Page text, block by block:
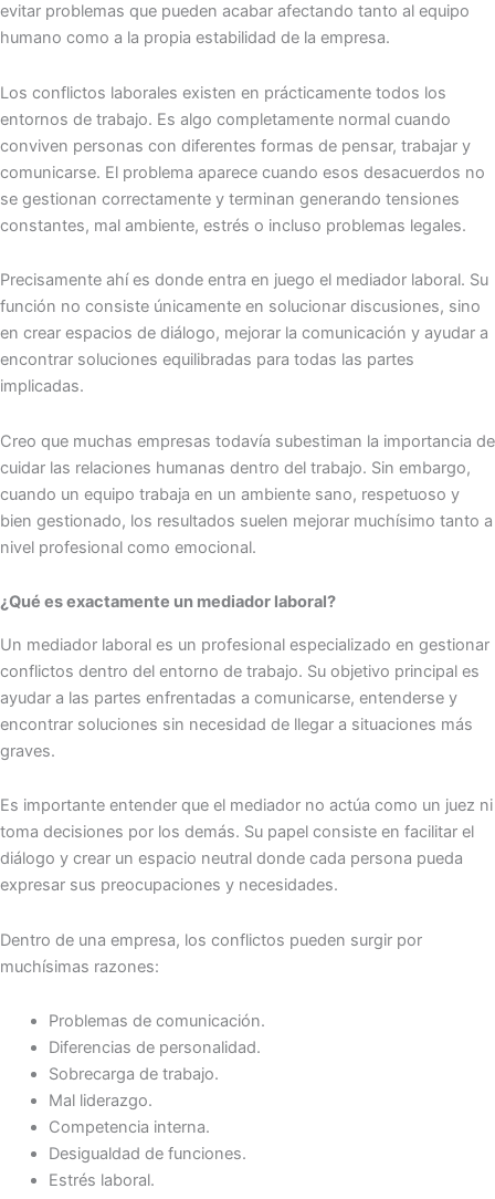
evitar problemas que pueden acabar afectando tanto al equipo
humano como a la propia estabilidad de la empresa.
Los conflictos laborales existen en prácticamente todos los
entornos de trabajo. Es algo completamente normal cuando
conviven personas con diferentes formas de pensar, trabajar y
comunicarse. El problema aparece cuando esos desacuerdos no
se gestionan correctamente y terminan generando tensiones
constantes, mal ambiente, estrés o incluso problemas legales.
Precisamente ahí es donde entra en juego el mediador laboral. Su
función no consiste únicamente en solucionar discusiones, sino
en crear espacios de diálogo, mejorar la comunicación y ayudar a
encontrar soluciones equilibradas para todas las partes
implicadas.
Creo que muchas empresas todavía subestiman la importancia de
cuidar las relaciones humanas dentro del trabajo. Sin embargo,
cuando un equipo trabaja en un ambiente sano, respetuoso y
bien gestionado, los resultados suelen mejorar muchísimo tanto a
nivel profesional como emocional.
¿Qué es exactamente un mediador laboral?
Un mediador laboral es un profesional especializado en gestionar
conflictos dentro del entorno de trabajo. Su objetivo principal es
ayudar a las partes enfrentadas a comunicarse, entenderse y
encontrar soluciones sin necesidad de llegar a situaciones más
graves.
Es importante entender que el mediador no actúa como un juez ni
toma decisiones por los demás. Su papel consiste en facilitar el
diálogo y crear un espacio neutral donde cada persona pueda
expresar sus preocupaciones y necesidades.
Dentro de una empresa, los conflictos pueden surgir por
muchísimas razones:
Problemas de comunicación.
Diferencias de personalidad.
Sobrecarga de trabajo.
Mal liderazgo.
Competencia interna.
Desigualdad de funciones.
Estrés laboral.